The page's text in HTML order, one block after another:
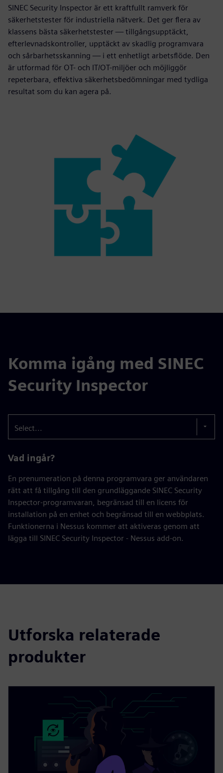
SINEC Security Inspector är ett kraftfullt ramverk för
säkerhetstester för industriella nätverk. Det ger flera av
klassens bästa säkerhetstester — tillgångsupptäckt,
efterlevnadskontroller, upptäckt av skadlig programvara
och sårbarhetsskanning — i ett enhetligt arbetsflöde. Den
är utformad för OT- och IT/OT-miljöer och möjliggör
repeterbara, effektiva säkerhetsbedömningar med tydliga
resultat som du kan agera på.
Komma igång med SINEC
Security Inspector
Select...
Vad ingår?
En prenumeration på denna programvara ger användaren
rätt att få tillgång till den grundläggande SINEC Security
Inspector-programvaran, begränsad till en licens för
installation på en enhet och begränsad till en webbplats.
Funktionerna i Nessus kommer att aktiveras genom att
lägga till SINEC Security Inspector - Nessus add-on.
Utforska relaterade
produkter